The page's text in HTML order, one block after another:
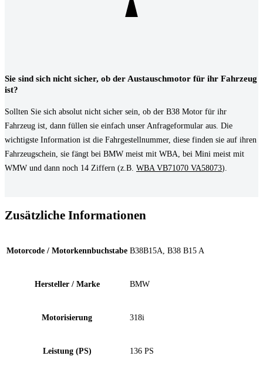
Sie sind sich nicht sicher, ob der Austauschmotor für ihr Fahrzeug
ist?
Sollten Sie sich absolut nicht sicher sein, ob der B38 Motor für ihr
Fahrzeug ist, dann füllen sie einfach unser Anfrageformular aus. Die
wichtigste Information ist die Fahrgestellnummer, diese finden sie auf ihren
Fahrzeugschein, sie fängt bei BMW meist mit WBA, bei Mini meist mit
WMW und dann noch 14 Ziffern (z.B. WBA VB71070 VA58073).
Zusätzliche Informationen
Motorcode / Motorkennbuchstabe B38B15A, B38 B15 A
Hersteller / Marke BMW
Motorisierung 318i
Leistung (PS) 136 PS